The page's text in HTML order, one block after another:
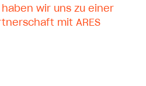
wir uns zu einer
mit ARES